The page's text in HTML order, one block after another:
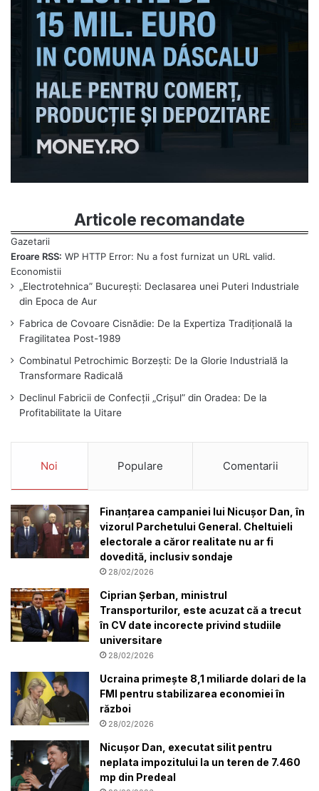
Articole recomandate
Eroare RSS: WP HTTP Error: Nu a fost furnizat un URL valid.
„Electrotehnica” București: Declasarea unei Puteri Industriale
din Epoca de Aur
Fabrica de Covoare Cisnădie: De la Expertiza Tradițională la
Fragilitatea Post-1989
Combinatul Petrochimic Borzești: De la Glorie Industrială la
Transformare Radicală
Declinul Fabricii de Confecții „Crișul” din Oradea: De la
Profitabilitate la Uitare
Noi Populare Comentarii
Finanțarea campaniei lui Nicușor Dan, în
vizorul Parchetului General. Cheltuieli
electorale a căror realitate nu ar fi
dovedită, inclusiv sondaje
28/02/2026
Ciprian Șerban, ministrul
Transporturilor, este acuzat că a trecut
în CV date incorecte privind studiile
universitare
28/02/2026
Ucraina primește 8,1 miliarde dolari de la
FMI pentru stabilizarea economiei în
război
28/02/2026
Nicușor Dan, executat silit pentru
neplata impozitului la un teren de 7.460
mp din Predeal